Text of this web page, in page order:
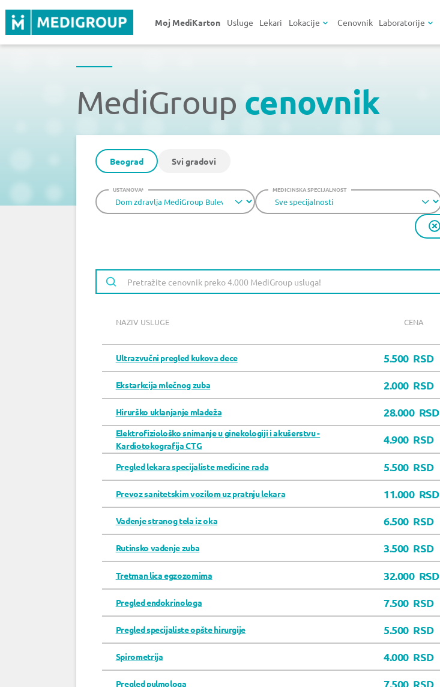
Moj MediKarton Usluge Lekari Lokacije Cenovnik Laboratorije
MediGroup cenovnik
Beograd Svi gradovi
USTANOVA MEDICINSKA SPECIJALNOST
NAZIV USLUGE CENA
Ultrazvučni pregled kukova dece 5.500 RSD
Ekstarkcija mlečnog zuba 2.000 RSD
Hirurško uklanjanje mladeža 28.000 RSD
Elektrofiziološko snimanje u ginekologiji i akušerstvu -
Kardiotokografija CTG
4.900 RSD
Pregled lekara specijaliste medicine rada 5.500 RSD
Prevoz sanitetskim vozilom uz pratnju lekara 11.000 RSD
Vađenje stranog tela iz oka 6.500 RSD
Rutinsko vađenje zuba 3.500 RSD
Tretman lica egzozomima 32.000 RSD
Pregled endokrinologa 7.500 RSD
Pregled specijaliste opšte hirurgije 5.500 RSD
Spirometrija 4.000 RSD
Pregled pulmologa 7.500 RSD